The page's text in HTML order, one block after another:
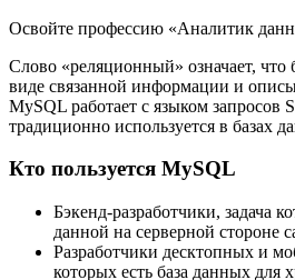
Освойте профессию «Аналитик
Слово «реляционный» означает, что
виде связанной информации и
MySQL работает с языком запросов
традиционно используется в базах
Кто пользуется MySQL
Бэкенд-разработчики, задача
данной на серверной стороне
Разработчики десктопных и
которых есть база данных для